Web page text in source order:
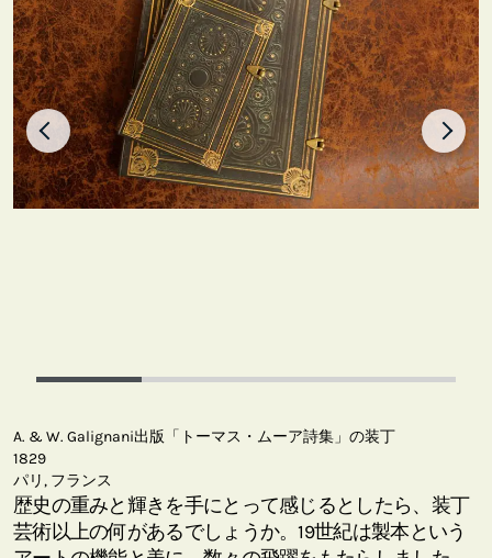
A. & W. Galignani出版「トーマス・ムーア詩集」の装丁
1829
パリ, フランス
歴史の重みと輝きを手にとって感じるとしたら、装丁
芸術以上の何があるでしょうか。19世紀は製本という